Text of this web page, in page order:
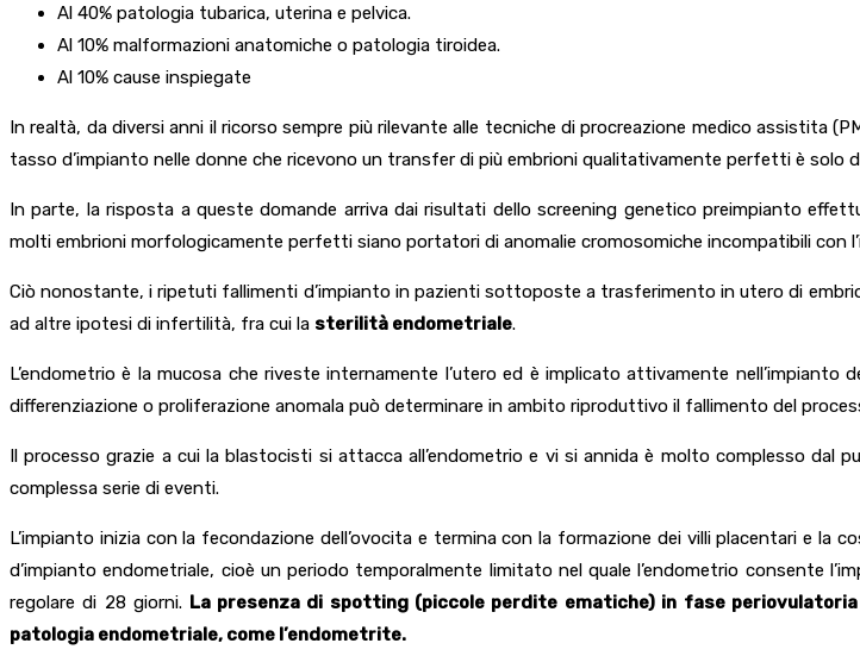
Al 40% patologia tubarica, uterina e pelvica.
Al 10% malformazioni anatomiche o patologia tiroidea.
Al 10% cause inspiegate
In realtà, da diversi anni il ricorso sempre più rilevante alle tecniche di procreazione medico assistita
tasso d’impianto nelle donne che ricevono un transfer di più embrioni qualitativamente perfetti è solo
In parte, la risposta a queste domande arriva dai risultati dello screening genetico preimpianto
molti embrioni morfologicamente perfetti siano portatori di anomalie cromosomiche incompatibili con
Ciò nonostante, i ripetuti fallimenti d’impianto in pazienti sottoposte a trasferimento in utero di
ad altre ipotesi di infertilità, fra cui la sterilità endometriale.
L’endometrio è la mucosa che riveste internamente l’utero ed è implicato attivamente
differenziazione o proliferazione anomala può determinare in ambito riproduttivo il fallimento del
Il processo grazie a cui la blastocisti si attacca all’endometrio e vi si annida è molto complesso dal
complessa serie di eventi.
L’impianto inizia con la fecondazione dell’ovocita e termina con la formazione dei villi placentari e
d’impianto endometriale, cioè un periodo temporalmente limitato nel quale l’endometrio consente
regolare di 28 giorni. La presenza di spotting (piccole perdite ematiche) in fase
patologia endometriale, come l’endometrite.